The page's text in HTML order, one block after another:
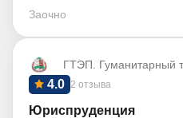
Заочно
ГТЭП. Гуманитарный
2 отзыва
4.0
Юриспруденция